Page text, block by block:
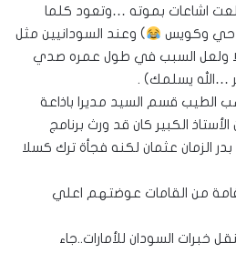
اشاعات بموته …وتعود كلما
حي وكويس
) وعند السودانيين مثل
ولعل السبب في طول عمره صدي
…الله يسلمك) .
الطيب قسم السيد مديرا باذاعة
الكبير كان قد ورث برنامج
الزمان عثمان لكنه فجأة ترك كسلا
من القامات عوضتهم اعلي
خبرات السودان للأمارات..جاء